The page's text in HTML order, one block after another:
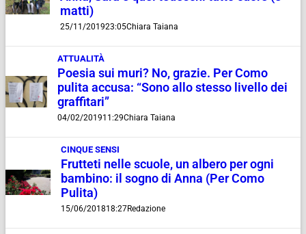
matti)
25/11/201923:05Chiara Taiana
ATTUALITÀ
Poesia sui muri? No, grazie. Per Como
pulita accusa: “Sono allo stesso livello dei
graffitari”
04/02/201911:29Chiara Taiana
CINQUE SENSI
Frutteti nelle scuole, un albero per ogni
bambino: il sogno di Anna (Per Como
Pulita)
15/06/201818:27Redazione